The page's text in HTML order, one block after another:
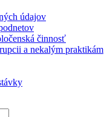
údajov
činnosť
a nekalým praktikám